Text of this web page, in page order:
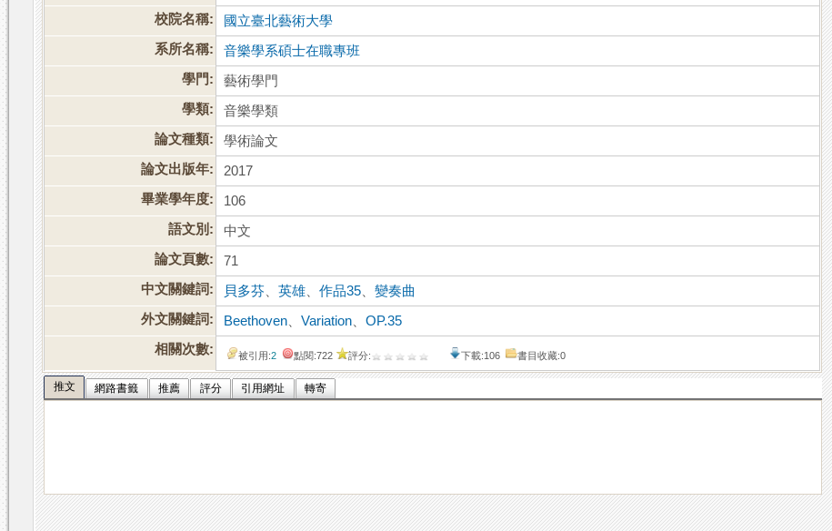
校院名稱:
國立臺北藝術大學
系所名稱:
音樂學系碩士在職專班
學門:
藝術學門
學類:
音樂學類
論文種類:
學術論文
論文出版年:
2017
畢業學年度:
106
語文別:
中文
論文頁數:
71
中文關鍵詞:
貝多芬 、英雄 、作品35 、變奏曲
外文關鍵詞:
Beethoven 、Variation 、OP.35
相關次數:
被引用:2 點閱:722 評分: 下載:106 書目收藏:0
推文 網路書籤 推薦 評分 引用網址 轉寄